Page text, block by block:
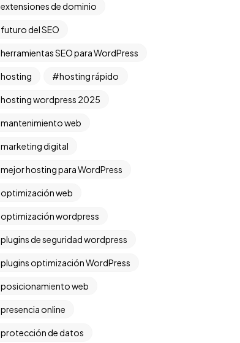
extensiones de dominio
futuro del SEO
herramientas SEO para WordPress
hosting hosting rápido
hosting wordpress 2025
mantenimiento web
marketing digital
mejor hosting para WordPress
optimización web
optimización wordpress
plugins de seguridad wordpress
plugins optimización WordPress
posicionamiento web
presencia online
protección de datos